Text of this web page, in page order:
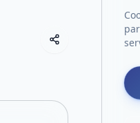
Compartir
Compartir por
Compartir por
Compartir en